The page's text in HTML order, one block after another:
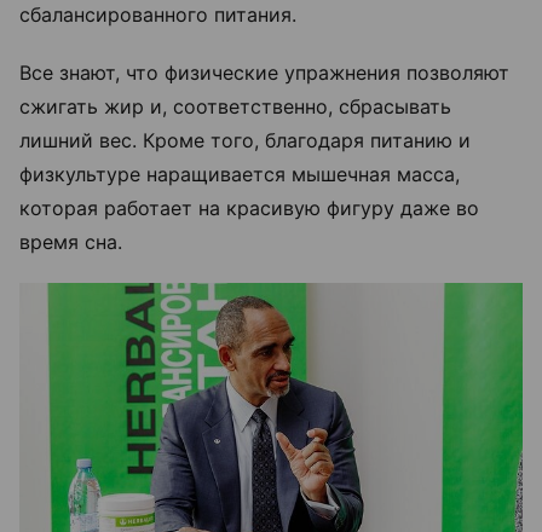
сбалансированного питания.
Все знают, что физические упражнения позволяют
сжигать жир и, соответственно, сбрасывать
лишний вес. Кроме того, благодаря питанию и
физкультуре наращивается мышечная масса,
которая работает на красивую фигуру даже во
время сна.